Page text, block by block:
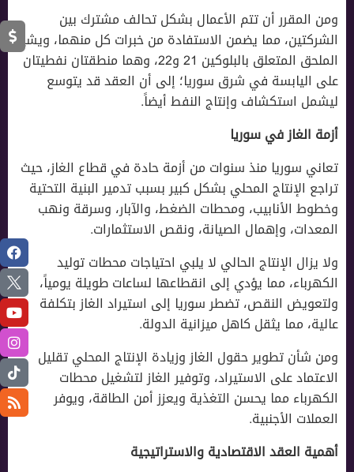
ومن المقرر أن تتم الأعمال بشكل تحالف مشترك بين
الشركتين، مما يضمن الاستفادة من خبرات كل منهما، ويشير
الملحق المتعلق بالبلوكين 21 و22، وهما منطقتان نفطيتان
على اليابسة في شرق سوريا؛ إلى أن العقد قد يتوسع
ليشمل استكشاف وإنتاج النفط أيضاً.
أزمة الغاز في سوريا
تعاني سوريا منذ سنوات من أزمة حادة في قطاع الغاز، حيث
تراجع الإنتاج المحلي بشكل كبير بسبب تدمير البنية التحتية
وخطوط الأنابيب، ومحطات الضغط، والآبار، وسرقة ونهب
المعدات، وإهمال الصيانة، ونقص الاستثمارات.
ولا يزال الإنتاج الحالي لا يلبي احتياجات محطات توليد
الكهرباء، مما يؤدي إلى انقطاعها لساعات طويلة يومياً،
ولتعويض النقص، تضطر سوريا إلى استيراد الغاز بتكلفة
عالية، مما يثقل كاهل ميزانية الدولة.
ومن شأن تطوير حقول الغاز وزيادة الإنتاج المحلي تقليل
الاعتماد على الاستيراد، وتوفير الغاز لتشغيل محطات
الكهرباء مما يحسن التغذية ويعزز أمن الطاقة، ويوفر
العملات الأجنبية.
أهمية العقد الاقتصادية والاستراتيجية